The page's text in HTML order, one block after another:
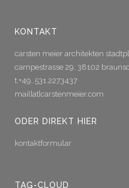
KONTAKT
carsten meier architekten
campestrasse 29, 38102
t.+49..531.2273437
mail[at]carstenmeier.com
ODER DIREKT HIER
kontaktformular
TAG-CLOUD